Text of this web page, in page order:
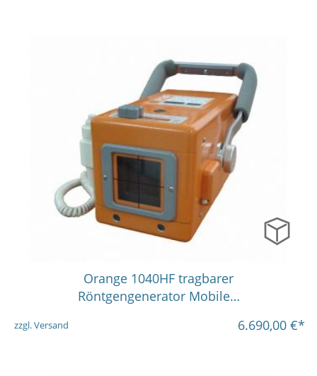
Orange 1040HF tragbarer
Röntgengenerator Mobile…
zzgl. Versand 6.690,00 €*